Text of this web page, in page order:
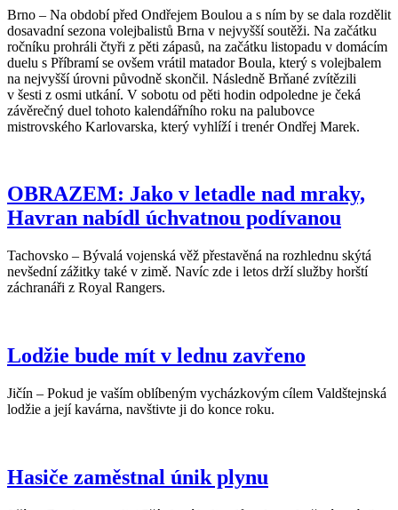
Brno – Na období před Ondřejem Boulou a s ním by se dala rozdělit
dosavadní sezona volejbalistů Brna v nejvyšší soutěži. Na začátku
ročníku prohráli čtyři z pěti zápasů, na začátku listopadu v domácím
duelu s Příbramí se ovšem vrátil matador Boula, který s volejbalem
na nejvyšší úrovni původně skončil. Následně Brňané zvítězili
v šesti z osmi utkání. V sobotu od pěti hodin odpoledne je čeká
závěrečný duel tohoto kalendářního roku na palubovce
mistrovského Karlovarska, který vyhlíží i trenér Ondřej Marek.
OBRAZEM: Jako v letadle nad mraky,
Havran nabídl úchvatnou podívanou
Tachovsko – Bývalá vojenská věž přestavěná na rozhlednu skýtá
nevšední zážitky také v zimě. Navíc zde i letos drží služby horští
záchranáři z Royal Rangers.
Lodžie bude mít v lednu zavřeno
Jičín – Pokud je vaším oblíbeným vycházkovým cílem Valdštejnská
lodžie a její kavárna, navštivte ji do konce roku.
Hasiče zaměstnal únik plynu